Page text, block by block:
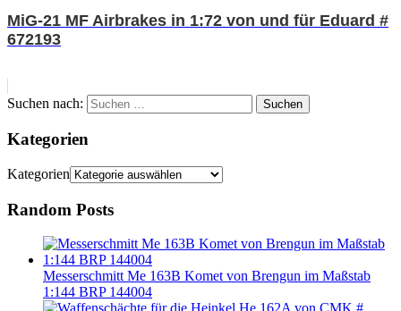
MiG-21 MF Airbrakes in 1:72 von und für Eduard #
672193
Suchen nach: Suchen
Kategorien
Kategorien
Random Posts
Messerschmitt Me 163B Komet von Brengun im Maßstab
1:144 BRP 144004